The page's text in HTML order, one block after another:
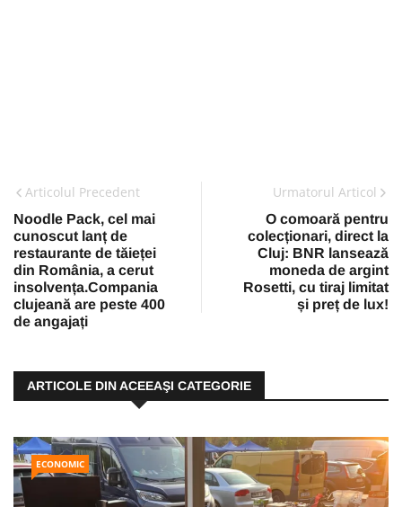
Articolul Precedent
Noodle Pack, cel mai
cunoscut lanț de
restaurante de tăieței
din România, a cerut
insolvența.Compania
clujeană are peste 400
de angajați
Urmatorul Articol
O comoară pentru
colecționari, direct la
Cluj: BNR lansează
moneda de argint
Rosetti, cu tiraj limitat
și preț de lux!
ARTICOLE DIN ACEEAŞI CATEGORIE
ECONOMIC